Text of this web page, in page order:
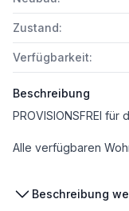
Zustand:
Verfügbarkeit:
Beschreibung
PROVISIONSFREI für
​Alle verfügbaren Wohnungen finden Sie auf unserer Homepage unter www.mast-immo.at [https://www.mast-immo.at/]. Um Ihre Suche zu
Beschreibung